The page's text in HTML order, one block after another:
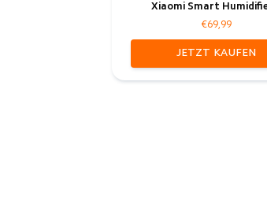
Xiaomi Smart
€69,99
JETZT KAUFEN